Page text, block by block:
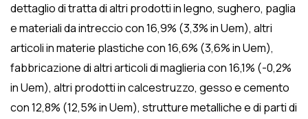
dettaglio di tratta di altri prodotti in legno, sughero, paglia
e materiali da intreccio con 16,9% (3,3% in Uem), altri
articoli in materie plastiche con 16,6% (3,6% in Uem),
fabbricazione di altri articoli di maglieria con 16,1% (-0,2%
in Uem), altri prodotti in calcestruzzo, gesso e cemento
con 12,8% (12,5% in Uem), strutture metalliche e di parti di